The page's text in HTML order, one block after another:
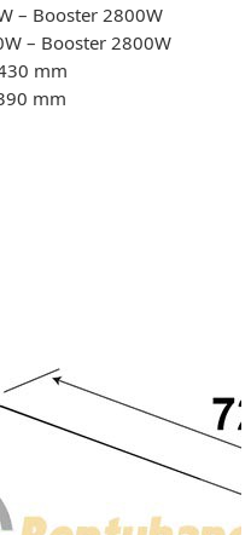
– Booster 2800W
– Booster 2800W
mm
mm